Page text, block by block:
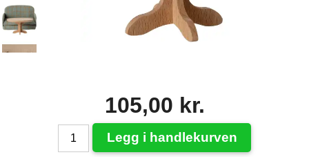
105,00 kr.
Legg i handlekurven